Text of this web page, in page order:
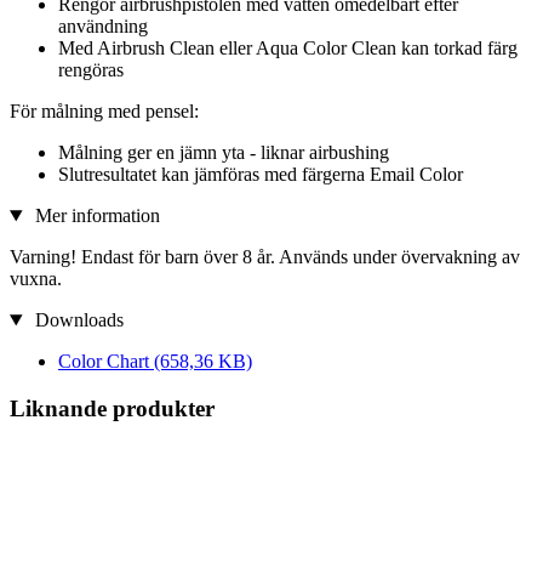
Rengör airbrushpistolen med vatten omedelbart efter
användning
Med Airbrush Clean eller Aqua Color Clean kan torkad färg
rengöras
För målning med pensel:
Målning ger en jämn yta - liknar airbushing
Slutresultatet kan jämföras med färgerna Email Color
Mer information
Varning! Endast för barn över 8 år. Används under övervakning av
vuxna.
Downloads
Color Chart (658,36 KB)
Liknande produkter